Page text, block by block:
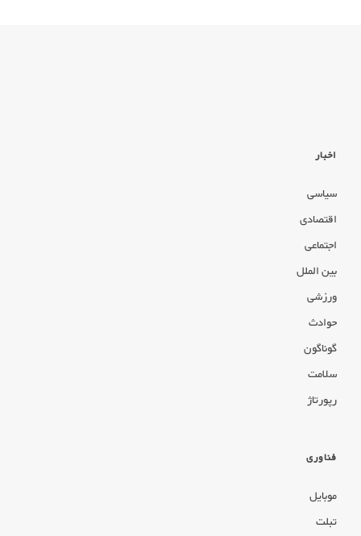
اخبار
سیاسی
اقتصادی
اجتماعی
بین الملل
ورزشی
حوادث
گوناگون
سلامت
رپورتاژ
فناوری
موبایل
تبلت